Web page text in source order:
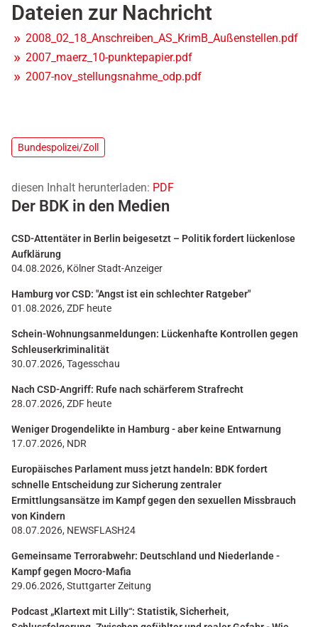
Dateien zur Nachricht
2008_02_18_Anschreiben_AS_KrimB_Außenstellen.pdf
2007_maerz_10-punktepapier.pdf
2007-nov_stellungsnahme_odp.pdf
Bundespolizei/Zoll
diesen Inhalt herunterladen: PDF
Der BDK in den Medien
CSD-Attentäter in Berlin beigesetzt – Politik fordert lückenlose
Aufklärung
04.08.2026, Kölner Stadt-Anzeiger
Hamburg vor CSD: "Angst ist ein schlechter Ratgeber"
01.08.2026, ZDF heute
Schein-Wohnungsanmeldungen: Lückenhafte Kontrollen gegen
Schleuserkriminalität
30.07.2026, Tagesschau
Nach CSD-Angriff: Rufe nach schärferem Strafrecht
28.07.2026, ZDF heute
Weniger Drogendelikte in Hamburg - aber keine Entwarnung
17.07.2026, NDR
Europäisches Parlament muss jetzt handeln: BDK fordert
schnelle Entscheidung zur Sicherung zentraler
Ermittlungsansätze im Kampf gegen den sexuellen Missbrauch
von Kindern
08.07.2026, NEWSFLASH24
Gemeinsame Terrorabwehr: Deutschland und Niederlande -
Kampf gegen Mocro-Mafia
29.06.2026, Stuttgarter Zeitung
Podcast „Klartext mit Lilly“: Statistik, Sicherheit,